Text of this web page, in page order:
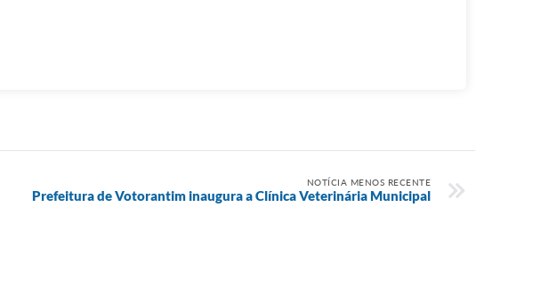
NOTÍCIA MENOS RECENTE
Prefeitura de Votorantim inaugura a Clínica Veterinária Municipal